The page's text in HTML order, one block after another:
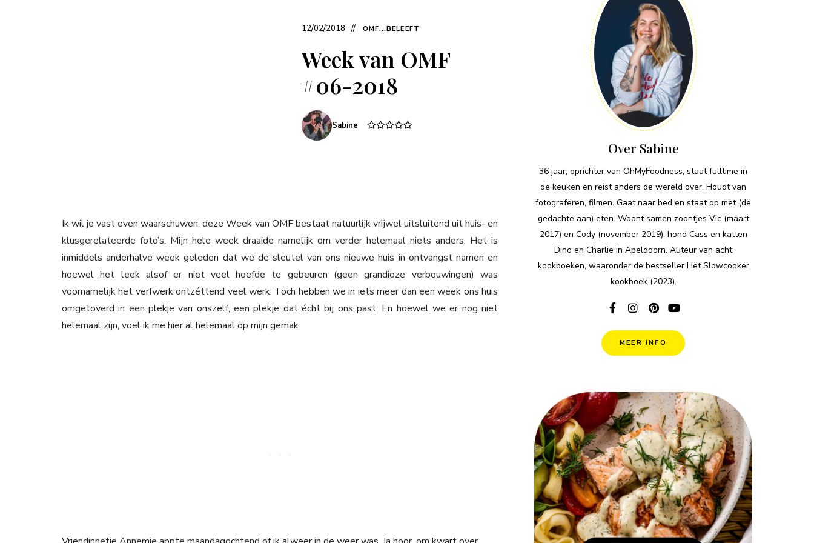
12/02/2018 OMF...BELEEFT
Week van OMF
#06-2018
Sabine
Ik wil je vast even waarschuwen, deze Week van OMF bestaat natuurlijk vrijwel uitsluitend uit huis- en
klusgerelateerde foto’s. Mijn hele week draaide namelijk om verder helemaal niets anders. Het is
inmiddels anderhalve week geleden dat we de sleutel van ons nieuwe huis in ontvangst namen en
hoewel het leek alsof er niet veel hoefde te gebeuren (geen grandioze verbouwingen) was
voornamelijk het verfwerk ontzéttend veel werk. Toch hebben we in iets meer dan een week ons huis
omgetoverd in een plekje van onszelf, een plekje dat écht bij ons past. En hoewel we er nog niet
helemaal zijn, voel ik me hier al helemaal op mijn gemak.
Over Sabine
36 jaar, oprichter van OhMyFoodness, staat fulltime in
de keuken en reist anders de wereld over. Houdt van
fotograferen, filmen. Gaat naar bed en staat op met (de
gedachte aan) eten. Woont samen zoontjes Vic (maart
2017) en Cody (november 2019), hond Cass en katten
Dino en Charlie in Apeldoorn. Auteur van acht
kookboeken, waaronder de bestseller Het Slowcooker
kookboek (2023).
MEER INFO